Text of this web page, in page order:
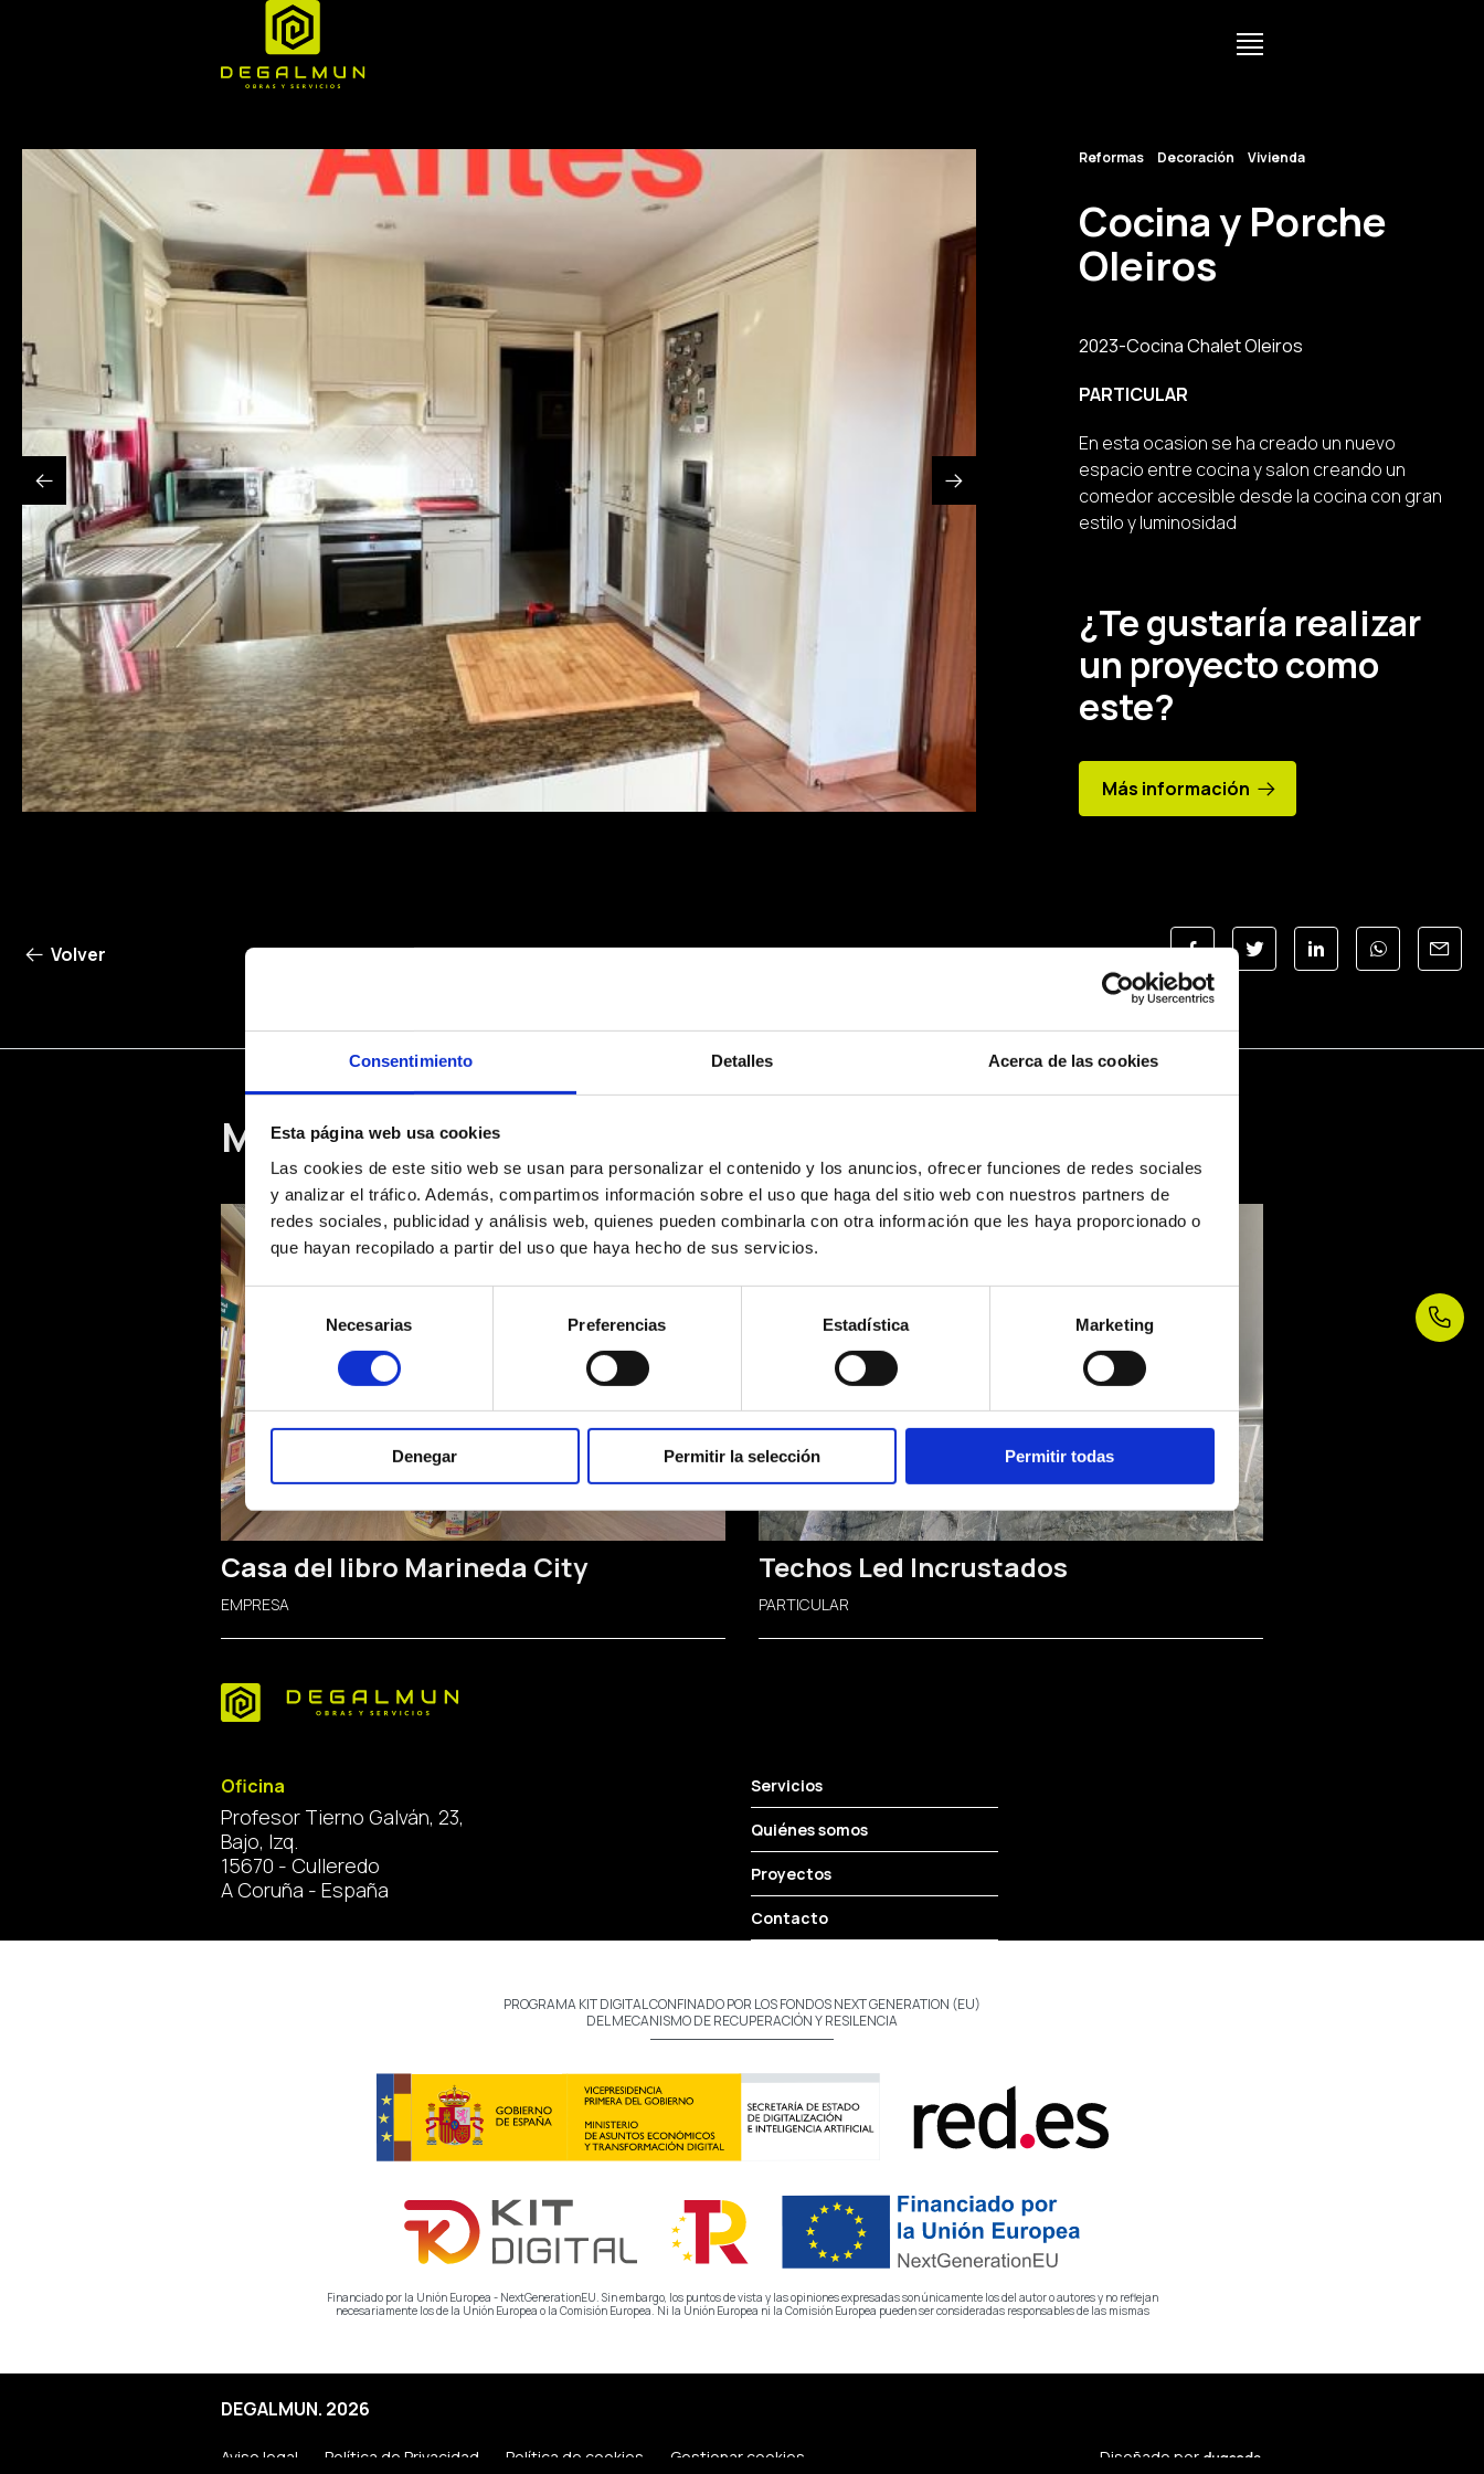
Consentimiento Detalles Acerca de las cookies
Esta página web usa cookies
Las cookies de este sitio web se usan para personalizar el contenido y los anuncios, ofrecer funciones de redes sociales
y analizar el tráfico. Además, compartimos información sobre el uso que haga del sitio web con nuestros partners de
redes sociales, publicidad y análisis web, quienes pueden combinarla con otra información que les haya proporcionado o
que hayan recopilado a partir del uso que haya hecho de sus servicios.
de
consentimiento
Necesarias Preferencias Estadística Marketing
Denegar Permitir la selección Permitir todas
Reformas Decoración Vivienda
Cocina y Porche
Oleiros
2023-Cocina Chalet Oleiros
PARTICULAR
En esta ocasion se ha creado un nuevo
espacio entre cocina y salon creando un
comedor accesible desde la cocina con gran
estilo y luminosidad
¿Te gustaría realizar
un proyecto como
este?
Más información
Volver
Más proyectos relacionados
Casa del libro Marineda City
EMPRESA
Techos Led Incrustados
PARTICULAR
Oficina
Profesor Tierno Galván, 23,
Bajo, Izq.
15670 - Culleredo
A Coruña - España
Servicios
Quiénes somos
Proyectos
Contacto
PROGRAMA KIT DIGITAL CONFINADO POR LOS FONDOS NEXT GENERATION (EU)
DEL MECANISMO DE RECUPERACIÓN Y RESILENCIA
Financiado por la Unión Europea - NextGenerationEU. Sin embargo, los puntos de vista y las opiniones expresadas son únicamente los del autor o autores y no reflejan
necesariamente los de la Unión Europea o la Comisión Europea. Ni la Unión Europea ni la Comisión Europea pueden ser consideradas responsables de las mismas
DEGALMUN. 2026
Aviso legal Política de Privacidad Política de cookies Gestionar cookies Diseñado por